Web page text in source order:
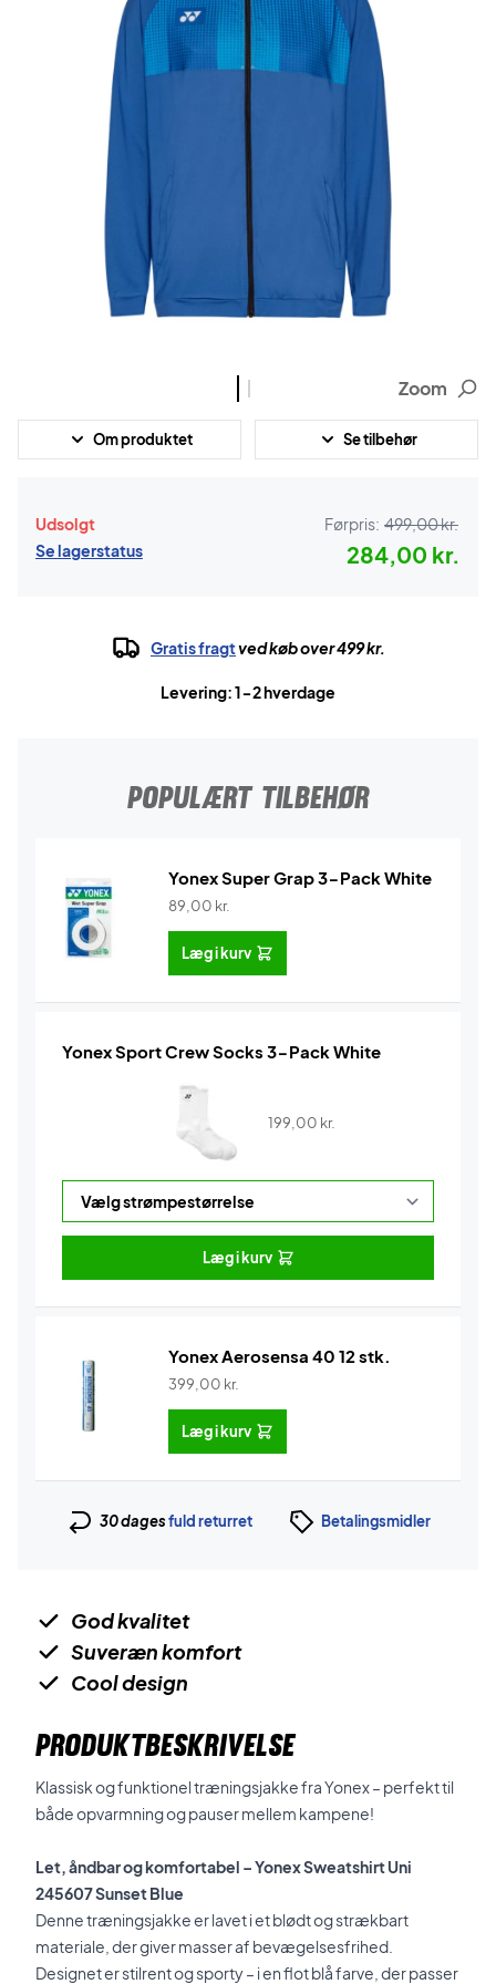
Zoom
Om produktet Se tilbehør
Udsolgt
Se lagerstatus
Førpris: 499,00 kr.
284,00 kr.
Gratis fragtved køb over 499 kr.
Levering: 1-2 hverdage
POPULÆRT TILBEHØR
Yonex Super Grap 3-Pack White
89,00 kr.
Læg i kurv
Yonex Sport Crew Socks 3-Pack White
199,00 kr.
Læg i kurv
Yonex Aerosensa 40 12 stk.
399,00 kr.
Læg i kurv
30 dagesfuld returret Betalingsmidler
God kvalitet
Suveræn komfort
Cool design
PRODUKTBESKRIVELSE
Klassisk og funktionel træningsjakke fra Yonex – perfekt til
både opvarmning og pauser mellem kampene!
Let, åndbar og komfortabel – Yonex Sweatshirt Uni
245607 Sunset Blue
Denne træningsjakke er lavet i et blødt og strækbart
materiale, der giver masser af bevægelsesfrihed.
Designet er stilrent og sporty – i en flot blå farve, der passer